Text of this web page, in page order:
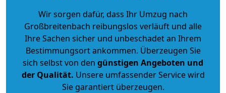
Wir sorgen dafür, dass Ihr Umzug nach
Großbreitenbach reibungslos verläuft und alle
Ihre Sachen sicher und unbeschadet an Ihrem
Bestimmungsort ankommen. Überzeugen Sie
sich selbst von den günstigen Angeboten und
der Qualität. Unsere umfassender Service wird
Sie garantiert überzeugen.